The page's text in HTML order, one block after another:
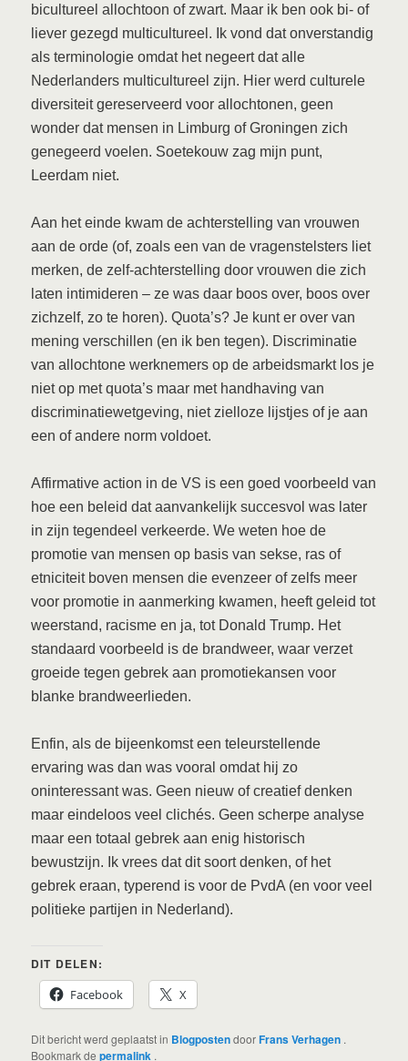
bicultureel allochtoon of zwart. Maar ik ben ook bi- of
liever gezegd multicultureel. Ik vond dat onverstandig
als terminologie omdat het negeert dat alle
Nederlanders multicultureel zijn. Hier werd culturele
diversiteit gereserveerd voor allochtonen, geen
wonder dat mensen in Limburg of Groningen zich
genegeerd voelen. Soetekouw zag mijn punt,
Leerdam niet.
Aan het einde kwam de achterstelling van vrouwen
aan de orde (of, zoals een van de vragenstelsters liet
merken, de zelf-achterstelling door vrouwen die zich
laten intimideren – ze was daar boos over, boos over
zichzelf, zo te horen). Quota’s? Je kunt er over van
mening verschillen (en ik ben tegen). Discriminatie
van allochtone werknemers op de arbeidsmarkt los je
niet op met quota’s maar met handhaving van
discriminatiewetgeving, niet zielloze lijstjes of je aan
een of andere norm voldoet.
Affirmative action in de VS is een goed voorbeeld van
hoe een beleid dat aanvankelijk succesvol was later
in zijn tegendeel verkeerde. We weten hoe de
promotie van mensen op basis van sekse, ras of
etniciteit boven mensen die evenzeer of zelfs meer
voor promotie in aanmerking kwamen, heeft geleid tot
weerstand, racisme en ja, tot Donald Trump. Het
standaard voorbeeld is de brandweer, waar verzet
groeide tegen gebrek aan promotiekansen voor
blanke brandweerlieden.
Enfin, als de bijeenkomst een teleurstellende
ervaring was dan was vooral omdat hij zo
oninteressant was. Geen nieuw of creatief denken
maar eindeloos veel clichés. Geen scherpe analyse
maar een totaal gebrek aan enig historisch
bewustzijn. Ik vrees dat dit soort denken, of het
gebrek eraan, typerend is voor de PvdA (en voor veel
politieke partijen in Nederland).
DIT DELEN:
Facebook
X
Dit bericht werd geplaatst in BlogpostendoorFrans Verhagen .
Bookmark depermalink .